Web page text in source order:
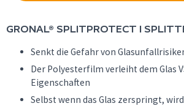
GRONAL® SPLITPROTECT I
Senkt die Gefahr von
Der Polyesterfilm verleiht dem Glas
Eigenschaften
Selbst wenn das Glas zerspringt,